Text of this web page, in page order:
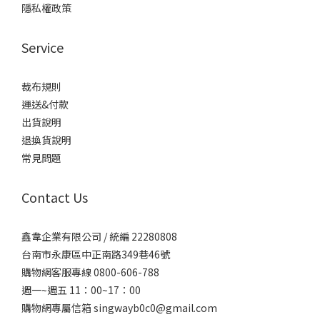
隱私權政策
Service
裁布規則
運送&付款
出貨說明
退換貨說明
常見問題
Contact Us
鑫韋企業有限公司 / 統編 22280808
台南市永康區中正南路349巷46號
購物網客服專線 0800-606-788
週一~週五 11：00~17：00
購物網專屬信箱 singwayb0c0@gmail.com